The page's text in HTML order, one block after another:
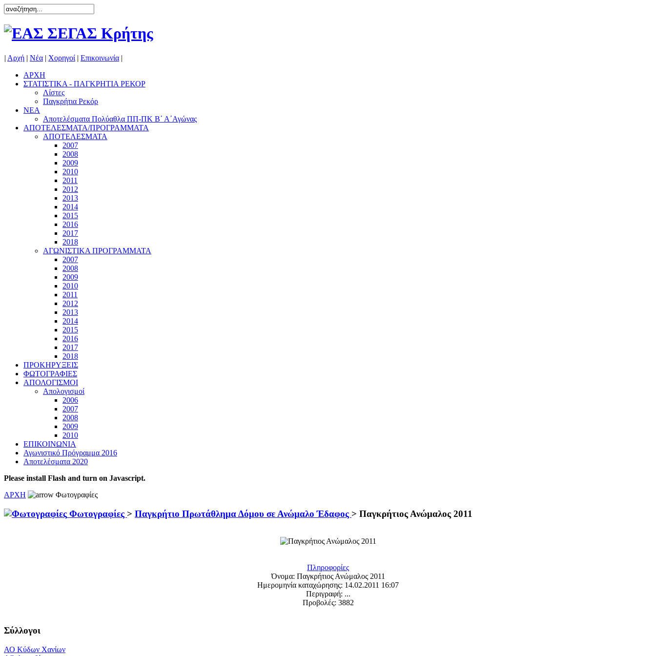
| Αρχή | Νέα | Χορηγοί | Επικοινωνία |
ΑΡΧΗ
ΣΤΑΤΙΣΤΙΚΑ - ΠΑΓΚΡΗΤΙΑ ΡΕΚΟΡ
Λίστες
Παγκρήτια Ρεκόρ
ΝΕΑ
Αποτελέσματα Πολύαθλα ΠΠ-ΠΚ Β΄ Α΄Αγώνας
ΑΠΟΤΕΛΕΣΜΑΤΑ/ΠΡΟΓΡΑΜΜΑΤΑ
ΑΠΟΤΕΛΕΣΜΑΤΑ
2007
2008
2009
2010
2011
2012
2013
2014
2015
2016
2017
2018
ΑΓΩΝΙΣΤΙΚΑ ΠΡΟΓΡΑΜΜΑΤΑ
2007
2008
2009
2010
2011
2012
2013
2014
2015
2016
2017
2018
ΠΡΟΚΗΡΥΞΕΙΣ
ΦΩΤΟΓΡΑΦΙΕΣ
ΑΠΟΛΟΓΙΣΜΟΙ
Απολογισμοί
2006
2007
2008
2009
2010
ΕΠΙΚΟΙΝΩΝΙΑ
Αγωνιστικό Πρόγραμμα 2016
Αποτελέσματα 2020
Please install Flash and turn on Javascript.
ΑΡΧΗ
Φωτογραφίες
Φωτογραφίες > Παγκρήτιο Πρωτάθλημα Δόμου σε Ανώμαλο Έδαφος > Παγκρήτιος Ανώμαλος 2011
Πληροφορίες
Όνομα: Παγκρήτιος Ανώμαλος 2011
Ημερομηνία καταχώρησης: 14.02.2011 16:07
Περιγραφή: ...
Προβολές: 3882
Σύλλογοι
ΑΟ Κύδων Χανίων